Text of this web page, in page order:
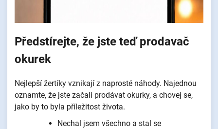
Předstírejte, že jste teď prodavač
okurek
Nejlepší žertíky vznikají z naprosté náhody. Najednou
oznamte, že jste začali prodávat okurky, a chovej se,
jako by to byla příležitost života.
Nechal jsem všechno a stal se